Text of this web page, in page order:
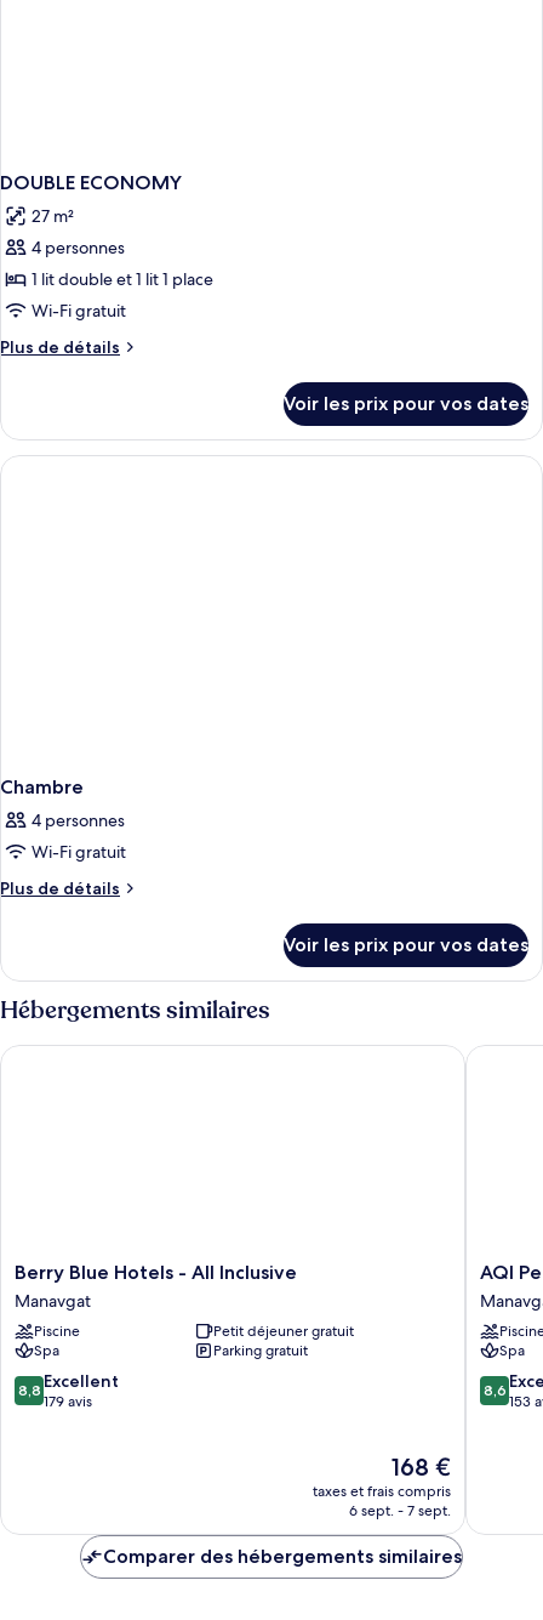
DOUBLE ECONOMY
27 m²
4 personnes
1 lit double et 1 lit 1 place
Wi-Fi gratuit
Plus de détails
Plus
le
type
de
Voir les prix pour vos dates
Chambre
4 personnes
Wi-Fi gratuit
Plus de détails
Plus
le
type
de
chambre
Chambre
Voir les prix pour vos dates
Hébergements similaires
Berry
Blue
Hotels
-
All
Inclusive
Manavgat
Berry Blue Hotels - All Inclusive
Manavgat
Piscine
Petit déjeuner gratuit
Spa
Parking gratuit
8.8
sur
8,8 Excellent
179 avis
Le
nouveau
prix
de
168 €
taxes et frais compris
6 sept. - 7 sept.
Berry Blue Hotels - All Inclusive
AQI
Pegasos
World
-
All
inclusive
AQI
Spa
8.6
sur
8,6
153
AQI
Comparer des hébergements similaires